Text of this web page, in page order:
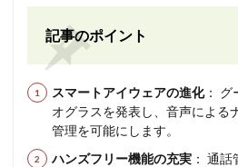
記事のポイント
スマートアイウェアの進化： グ
オグラスを発表し、音声による
管理を可能にします。
ハンズフリー機能の充実 ： 通